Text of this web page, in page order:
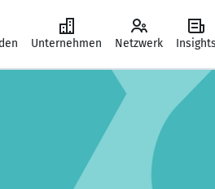
Unternehmen Netzwerk Insights